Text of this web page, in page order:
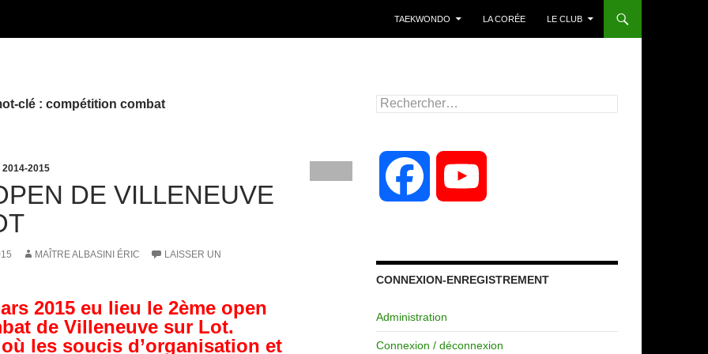
TAEKWONDO LA CORÉE LE CLUB
clé : compétition combat
2014-2015
DE VILLENEUVE
MAÎTRE ALBASINI ÉRIC
LAISSER UN
2015 eu lieu le 2ème open
de Villeneuve sur Lot.
les soucis d’organisation et
Rechercher :
c u
CONNEXION-ENREGISTREMENT
Administration
Connexion / déconnexion